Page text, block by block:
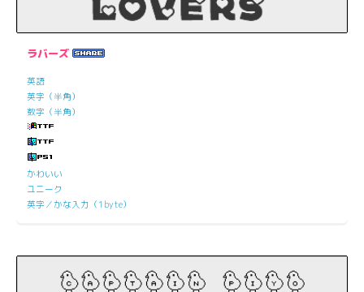
ラバーズ
英語
英字（半角）
数字（半角）
かわいい
ユニーク
英字／かな入力（1byte）